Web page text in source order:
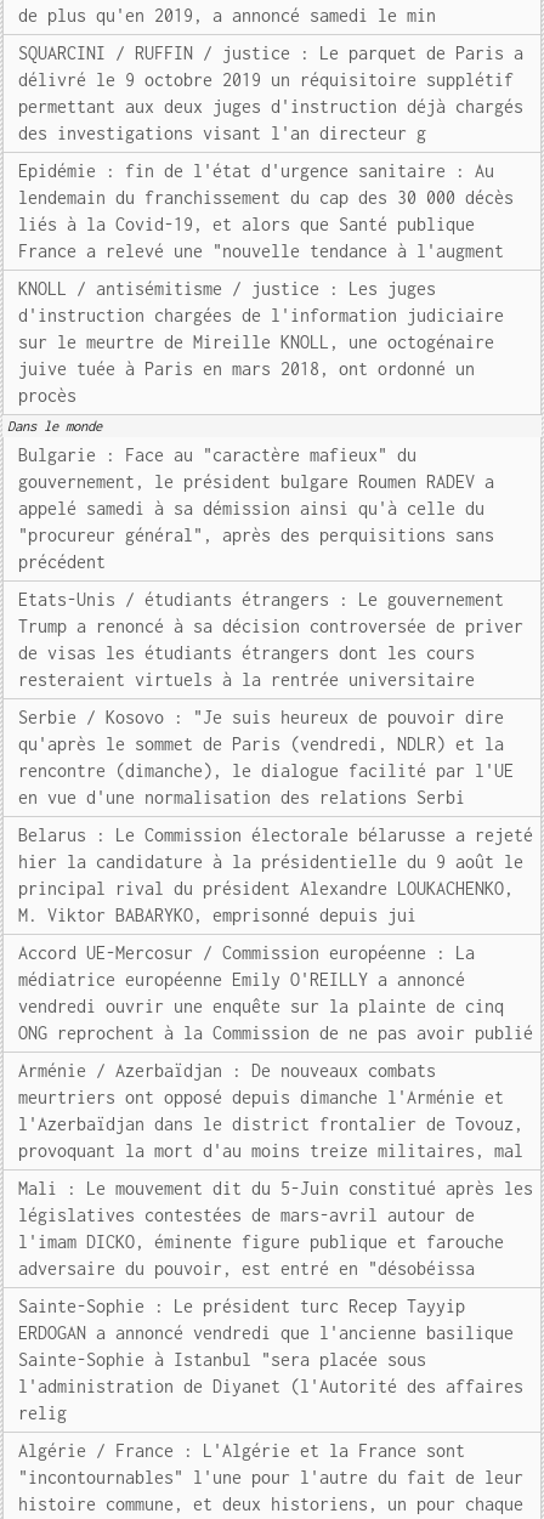
de plus qu'en 2019, a annoncé samedi le min
SQUARCINI / RUFFIN / justice : Le parquet de Paris a
délivré le 9 octobre 2019 un réquisitoire supplétif
permettant aux deux juges d'instruction déjà chargés
des investigations visant l'an directeur g
Epidémie : fin de l'état d'urgence sanitaire : Au
lendemain du franchissement du cap des 30 000 décès
liés à la Covid-19, et alors que Santé publique
France a relevé une "nouvelle tendance à l'augment
KNOLL / antisémitisme / justice : Les juges
d'instruction chargées de l'information judiciaire
sur le meurtre de Mireille KNOLL, une octogénaire
juive tuée à Paris en mars 2018, ont ordonné un
procès
Dans le monde
Bulgarie : Face au "caractère mafieux" du
gouvernement, le président bulgare Roumen RADEV a
appelé samedi à sa démission ainsi qu'à celle du
"procureur général", après des perquisitions sans
précédent
Etats-Unis / étudiants étrangers : Le gouvernement
Trump a renoncé à sa décision controversée de priver
de visas les étudiants étrangers dont les cours
resteraient virtuels à la rentrée universitaire
Serbie / Kosovo : "Je suis heureux de pouvoir dire
qu'après le sommet de Paris (vendredi, NDLR) et la
rencontre (dimanche), le dialogue facilité par l'UE
en vue d'une normalisation des relations Serbi
Belarus : Le Commission électorale bélarusse a rejeté
hier la candidature à la présidentielle du 9 août le
principal rival du président Alexandre LOUKACHENKO,
M. Viktor BABARYKO, emprisonné depuis jui
Accord UE-Mercosur / Commission européenne : La
médiatrice européenne Emily O'REILLY a annoncé
vendredi ouvrir une enquête sur la plainte de cinq
ONG reprochent à la Commission de ne pas avoir publié
Arménie / Azerbaïdjan : De nouveaux combats
meurtriers ont opposé depuis dimanche l'Arménie et
l'Azerbaïdjan dans le district frontalier de Tovouz,
provoquant la mort d'au moins treize militaires, mal
Mali : Le mouvement dit du 5-Juin constitué après les
législatives contestées de mars-avril autour de
l'imam DICKO, éminente figure publique et farouche
adversaire du pouvoir, est entré en "désobéissa
Sainte-Sophie : Le président turc Recep Tayyip
ERDOGAN a annoncé vendredi que l'ancienne basilique
Sainte-Sophie à Istanbul "sera placée sous
l'administration de Diyanet (l'Autorité des affaires
relig
Algérie / France : L'Algérie et la France sont
"incontournables" l'une pour l'autre du fait de leur
histoire commune, et deux historiens, un pour chaque